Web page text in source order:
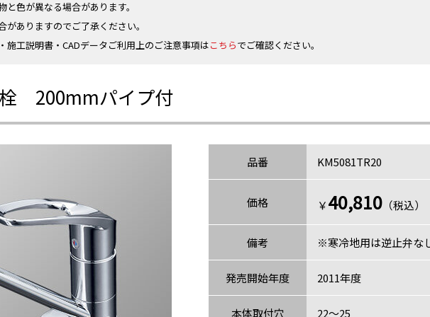
色が異なる場合があります。
がありますのでご了承ください。
施工説明書・CADデータご利用上のご注意事項はこちらでご確認ください。
200mmパイプ付
品番 KM5081TR20
価格 ￥40,810 （税込
備考 ※寒冷地用は逆止弁な
発売開始年度 2011年度
本体取付穴 22～25